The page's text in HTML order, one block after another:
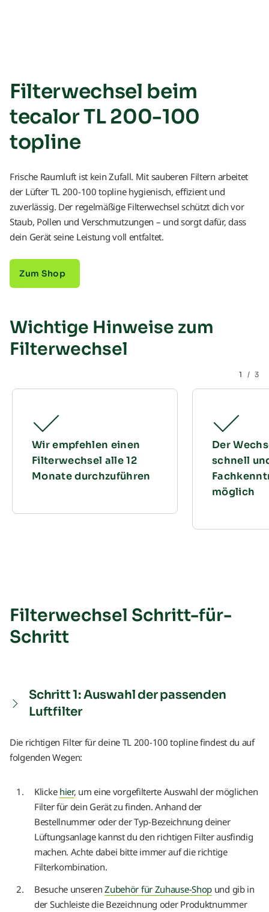
Handwerker finden
Garantie für Wärmepumpen
Help Center
Filterwechsel beim
tecalor TL 200-100
topline
Frische Raumluft ist kein Zufall. Mit sauberen Filtern arbeitet
der Lüfter TL 200-100 topline hygienisch, effizient und
zuverlässig. Der regelmäßige Filterwechsel schützt dich vor
Staub, Pollen und Verschmutzungen – und sorgt dafür, dass
dein Gerät seine Leistung voll entfaltet.
Zum Shop
Wichtige Hinweise zum
Filterwechsel
1 / 3
Wir empfehlen einen
Filterwechsel alle 12
Monate durchzuführen
Der
schnell
möglich
Filterwechsel Schritt-für-
Schritt
Schritt 1: Auswahl der passenden
Luftfilter
Die richtigen Filter für deine TL 200-100 topline findest du auf
folgenden Wegen:
Klicke hier, um eine vorgefilterte Auswahl der möglichen
Filter für dein Gerät zu finden. Anhand der
Bestellnummer oder der Typ-Bezeichnung deiner
Lüftungsanlage kannst du den richtigen Filter ausfindig
machen. Achte dabei bitte immer auf die richtige
Filterkombination.
Besuche unserenZubehör für Zuhause-Shop und gib in
der Suchleiste die Bezeichnung oder Produktnummer